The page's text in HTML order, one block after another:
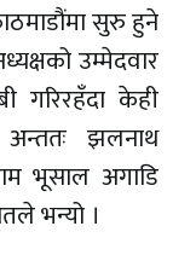
सुरु हुने
उम्मेदवार
गरिरहँदा केही
अन्ततः झलनाथ
भूसाल अगाडि
भन्यो ।